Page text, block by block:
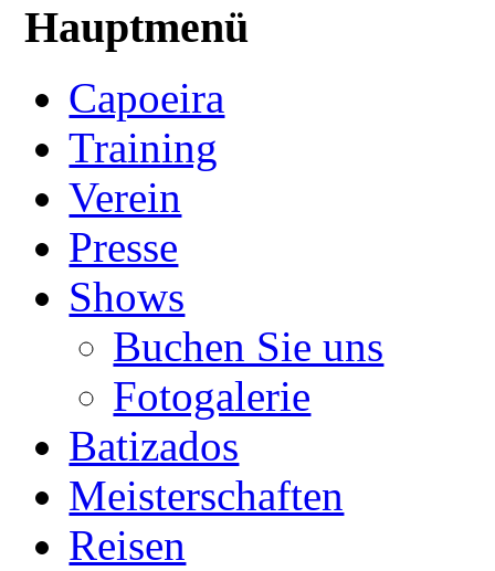
Hauptmenü
Capoeira
Training
Verein
Presse
Shows
Buchen Sie uns
Fotogalerie
Batizados
Meisterschaften
Reisen